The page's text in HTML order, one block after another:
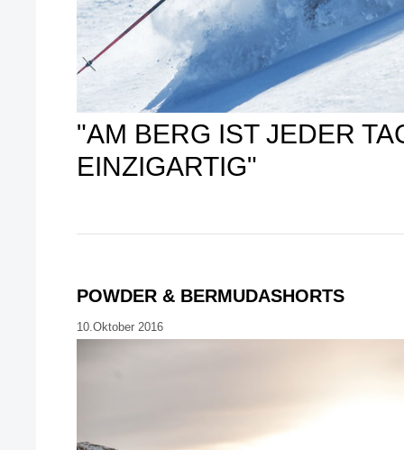
"AM BERG IST JEDER
EINZIGARTIG"
POWDER & BERMUDASHORTS
10.Oktober 2016